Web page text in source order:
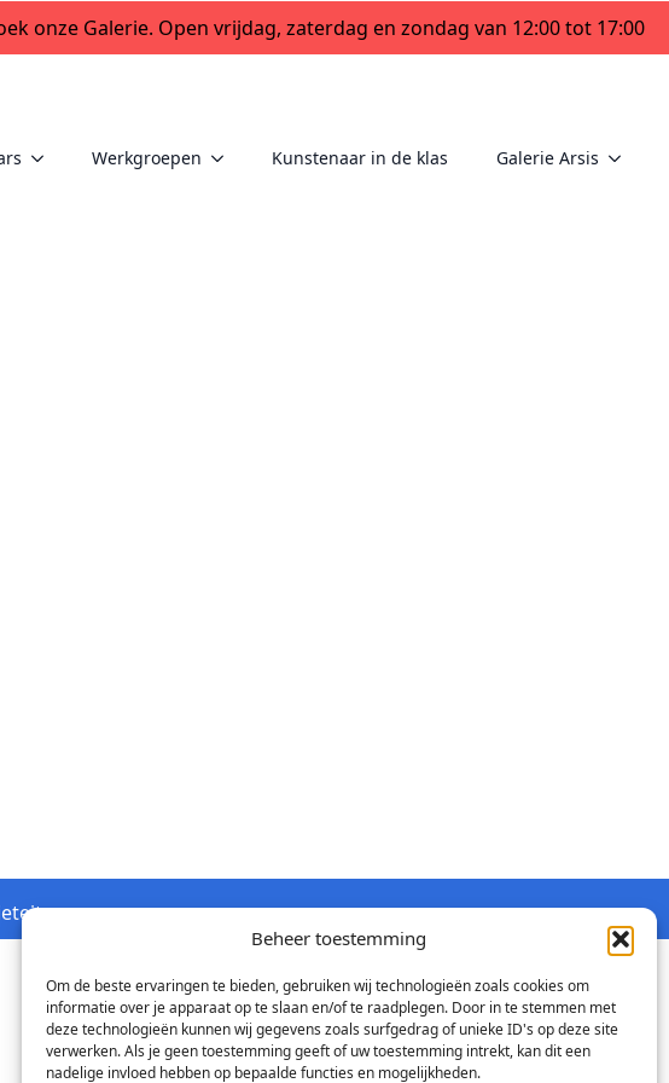
Beheer toestemming
Om de beste ervaringen te bieden, gebruiken wij technologieën zoals cookies om
informatie over je apparaat op te slaan en/of te raadplegen. Door in te stemmen met
deze technologieën kunnen wij gegevens zoals surfgedrag of unieke ID's op deze site
verwerken. Als je geen toestemming geeft of uw toestemming intrekt, kan dit een
nadelige invloed hebben op bepaalde functies en mogelijkheden.
onze Galerie. Open vrijdag, zaterdag en zondag van 12:00 tot 17:00
Werkgroepen Kunstenaar in de klas Galerie Arsis